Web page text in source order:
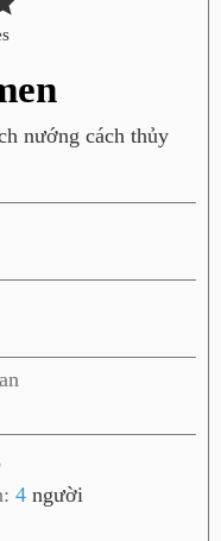
nướng cách thủy
4 người